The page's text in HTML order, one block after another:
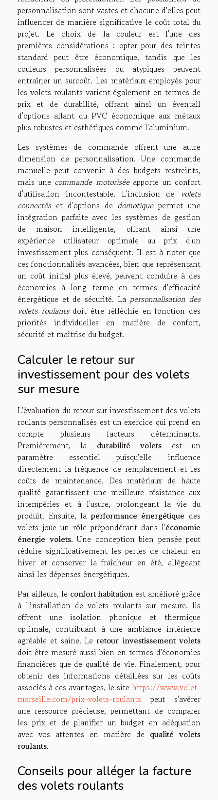
personnalisation sont vastes et chacune d'elles peut
influencer de manière significative le coût total du
projet. Le choix de la couleur est l'une des
premières considérations : opter pour des teintes
standard peut être économique, tandis que les
couleurs personnalisées ou atypiques peuvent
entraîner un surcoût. Les matériaux employés pour
les volets roulants varient également en termes de
prix et de durabilité, offrant ainsi un éventail
d'options allant du PVC économique aux métaux
plus robustes et esthétiques comme l'aluminium.
Les systèmes de commande offrent une autre
dimension de personnalisation. Une commande
manuelle peut convenir à des budgets restreints,
mais une commande motoriséeapporte un confort
d'utilisation incontestable. L'inclusion de volets
connectéset d'options de domotiquepermet une
intégration parfaite avec les systèmes de gestion
de maison intelligente, offrant ainsi une
expérience utilisateur optimale au prix d'un
investissement plus conséquent. Il est à noter que
ces fonctionnalités avancées, bien que représentant
un coût initial plus élevé, peuvent conduire à des
économies à long terme en termes d'efficacité
énergétique et de sécurité. La personnalisation des
volets roulantsdoit être réfléchie en fonction des
priorités individuelles en matière de confort,
sécurité et maîtrise du budget.
Calculer le retour sur
investissement pour des volets
sur mesure
L'évaluation du retour sur investissement des volets
roulants personnalisés est un exercice qui prend en
compte plusieurs facteurs déterminants.
Premièrement, la durabilité volets est un
paramètre essentiel puisqu'elle influence
directement la fréquence de remplacement et les
coûts de maintenance. Des matériaux de haute
qualité garantissent une meilleure résistance aux
intempéries et à l'usure, prolongeant la vie du
produit. Ensuite, la performance énergétique des
volets joue un rôle prépondérant dans l'économie
énergie volets. Une conception bien pensée peut
réduire significativement les pertes de chaleur en
hiver et conserver la fraîcheur en été, allégeant
ainsi les dépenses énergétiques.
Par ailleurs, le confort habitation est amélioré grâce
à l'installation de volets roulants sur mesure. Ils
offrent une isolation phonique et thermique
optimale, contribuant à une ambiance intérieure
agréable et saine. Le retour investissement volets
doit être mesuré aussi bien en termes d'économies
financières que de qualité de vie. Finalement, pour
obtenir des informations détaillées sur les coûts
associés à ces avantages, le site https://www.volet-
marseille.com/prix-volets-roulants peut s'avérer
une ressource précieuse, permettant de comparer
les prix et de planifier un budget en adéquation
avec vos attentes en matière de qualité volets
roulants.
Conseils pour alléger la facture
des volets roulants